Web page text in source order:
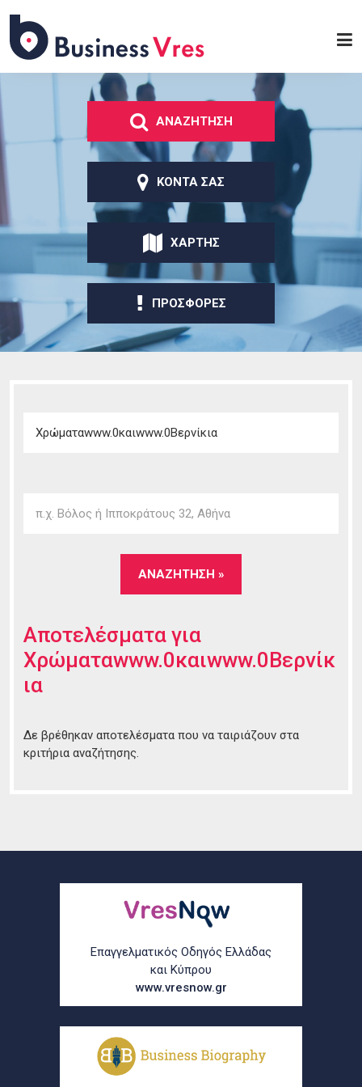
κυρίως περιεχόμενο
Business
ΑΝΑΖΗΤΗΣΗ
ΚΟΝΤΑ ΣΑΣ
ΧΑΡΤΗΣ
ΠΡΟΣΦΟΡΕΣ
Αποτελέσματα για
Χρώματαwww.0καιwww.0Βερνίκ
ια
Δε βρέθηκαν αποτελέσματα που να ταιριάζουν στα
κριτήρια αναζήτησης.
Επαγγελματικός Οδηγός Ελλάδας
και Κύπρου
www.vresnow.gr